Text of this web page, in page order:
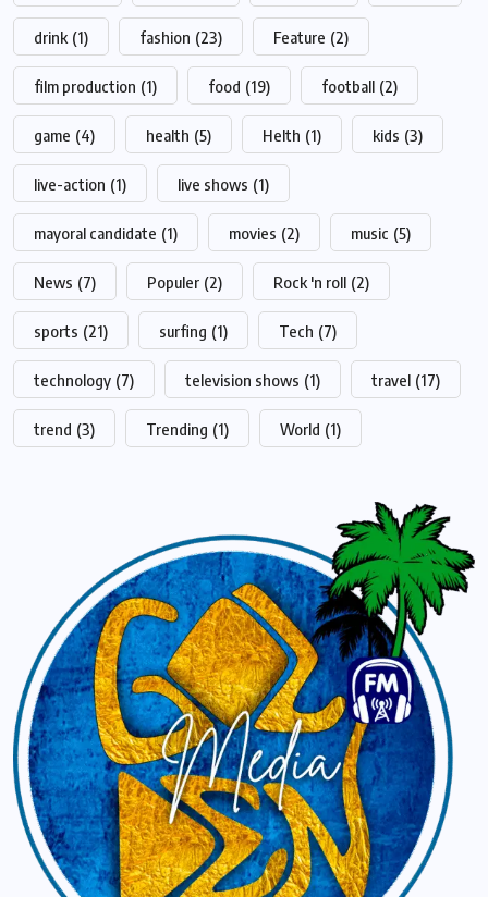
drink (1) fashion (23) Feature (2)
film production (1) food (19) football (2)
game (4) health (5) Helth (1) kids (3)
live-action (1) live shows (1)
mayoral candidate (1) movies (2) music (5)
News (7) Populer (2) Rock 'n roll (2)
sports (21) surfing (1) Tech (7)
technology (7) television shows (1) travel (17)
trend (3) Trending (1) World (1)